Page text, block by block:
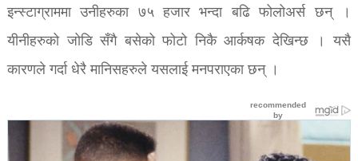
इन्स्टाग्राममा उनीहरुका ७५ हजार भन्दा बढि फोलोअर्स छन् ।
यीनीहरुको जोडि सँगै बसेको फोटो निकै आर्कषक देखिन्छ । यसै
कारणले गर्दा धेरै मानिसहरुले यसलाई मनपराएका छन् ।